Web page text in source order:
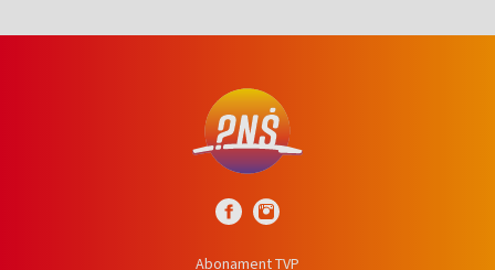
Abonament TVP